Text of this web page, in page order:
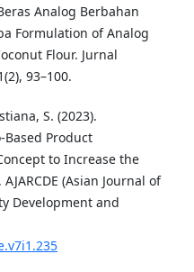
Analog Berbahan
Formulation of Analog
Flour. Jurnal
93–100.
S. (2023).
Product
to Increase the
(Asian Journal of
Development and